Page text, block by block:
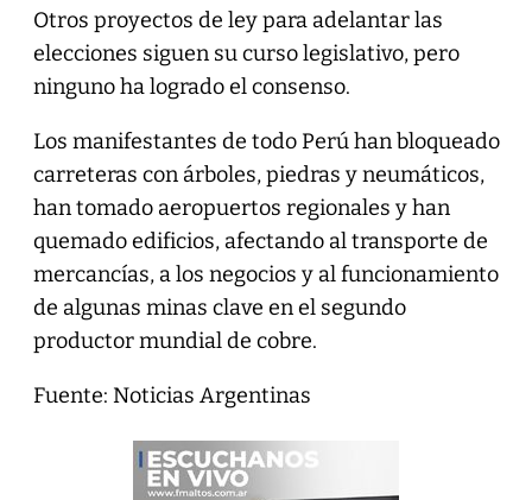
Otros proyectos de ley para adelantar las
elecciones siguen su curso legislativo, pero
ninguno ha logrado el consenso.
Los manifestantes de todo Perú han bloqueado
carreteras con árboles, piedras y neumáticos,
han tomado aeropuertos regionales y han
quemado edificios, afectando al transporte de
mercancías, a los negocios y al funcionamiento
de algunas minas clave en el segundo
productor mundial de cobre.
Fuente: Noticias Argentinas